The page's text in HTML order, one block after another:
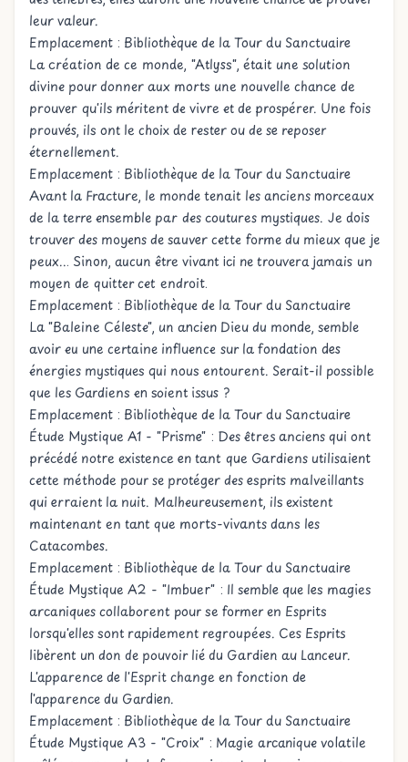
leur valeur.
Emplacement : Bibliothèque de la Tour du Sanctuaire
La création de ce monde, "Atlyss", était une solution
divine pour donner aux morts une nouvelle chance de
prouver qu'ils méritent de vivre et de prospérer. Une fois
prouvés, ils ont le choix de rester ou de se reposer
éternellement.
Emplacement : Bibliothèque de la Tour du Sanctuaire
Avant la Fracture, le monde tenait les anciens morceaux
de la terre ensemble par des coutures mystiques. Je dois
trouver des moyens de sauver cette forme du mieux que je
peux... Sinon, aucun être vivant ici ne trouvera jamais un
moyen de quitter cet endroit.
Emplacement : Bibliothèque de la Tour du Sanctuaire
La "Baleine Céleste", un ancien Dieu du monde, semble
avoir eu une certaine influence sur la fondation des
énergies mystiques qui nous entourent. Serait-il possible
que les Gardiens en soient issus ?
Emplacement : Bibliothèque de la Tour du Sanctuaire
Étude Mystique A1 - "Prisme" : Des êtres anciens qui ont
précédé notre existence en tant que Gardiens utilisaient
cette méthode pour se protéger des esprits malveillants
qui erraient la nuit. Malheureusement, ils existent
maintenant en tant que morts-vivants dans les
Catacombes.
Emplacement : Bibliothèque de la Tour du Sanctuaire
Étude Mystique A2 - "Imbuer" : Il semble que les magies
arcaniques collaborent pour se former en Esprits
lorsqu'elles sont rapidement regroupées. Ces Esprits
libèrent un don de pouvoir lié du Gardien au Lanceur.
L'apparence de l'Esprit change en fonction de
l'apparence du Gardien.
Emplacement : Bibliothèque de la Tour du Sanctuaire
Étude Mystique A3 - "Croix" : Magie arcanique volatile